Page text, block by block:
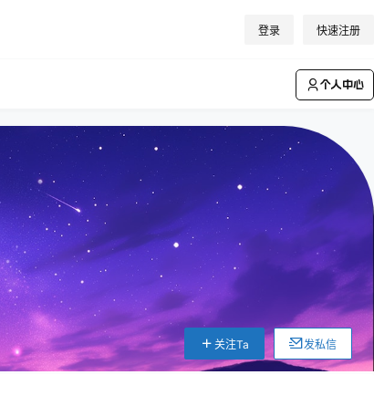
登录 快速注册
个人中心
关注Ta 发私信